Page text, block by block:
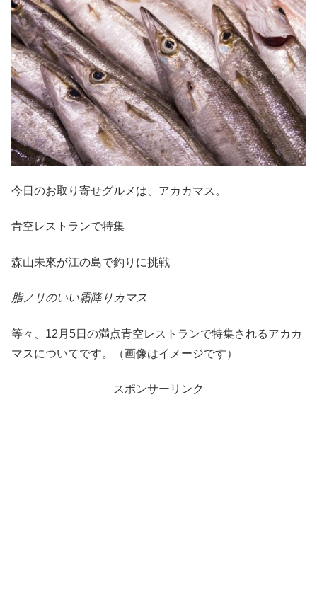
今日のお取り寄せグルメは、アカカマス。
青空レストランで特集
森山未來が江の島で釣りに挑戦
脂ノリのいい霜降りカマス
等々、12月5日の満点青空レストランで特集されるアカカ
マスについてです。（画像はイメージです）
スポンサーリンク